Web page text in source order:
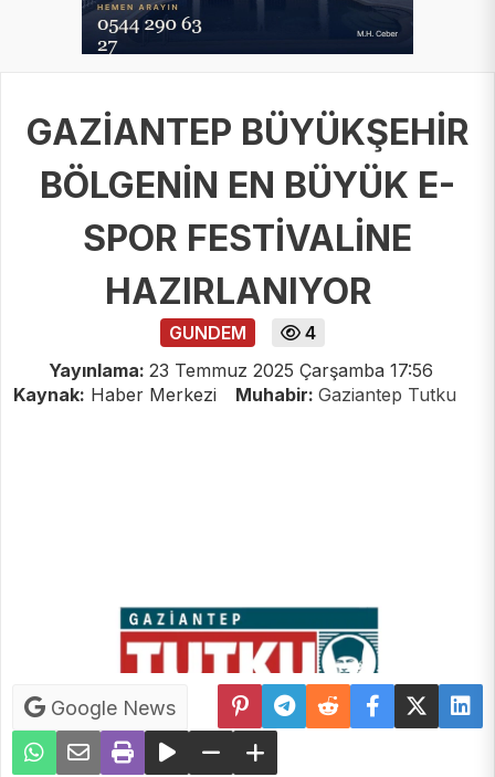
GAZİANTEP BÜYÜKŞEHİR
BÖLGENİN EN BÜYÜK E-
SPOR FESTİVALİNE
HAZIRLANIYOR
GUNDEM
4
Yayınlama: 23 Temmuz 2025 Çarşamba 17:56
Kaynak: Haber Merkezi Muhabir: Gaziantep Tutku
Google News